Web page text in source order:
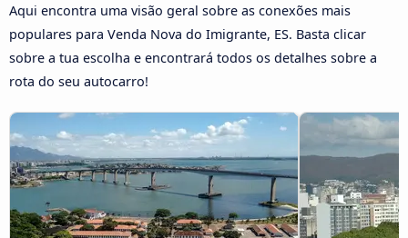
Aqui encontra uma visão geral sobre as conexões mais
populares para Venda Nova do Imigrante, ES. Basta clicar
sobre a tua escolha e encontrará todos os detalhes sobre a
rota do seu autocarro!